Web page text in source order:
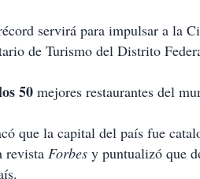
servirá para impulsar a la
de Turismo del Distrito
50 mejores restaurantes del
que la capital del país fue
revista Forbes y puntualizó que